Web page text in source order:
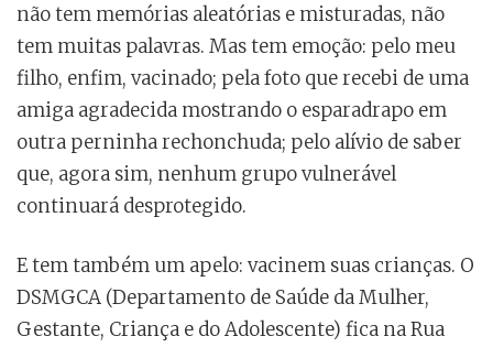
não tem memórias aleatórias e misturadas, não
tem muitas palavras. Mas tem emoção: pelo meu
filho, enfim, vacinado; pela foto que recebi de uma
amiga agradecida mostrando o esparadrapo em
outra perninha rechonchuda; pelo alívio de saber
que, agora sim, nenhum grupo vulnerável
continuará desprotegido.
E tem também um apelo: vacinem suas crianças. O
DSMGCA (Departamento de Saúde da Mulher,
Gestante, Criança e do Adolescente) fica na Rua